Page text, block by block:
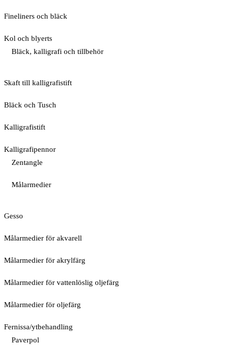
Fineliners och bläck
Kol och blyerts
Bläck, kalligrafi och tillbehör
Skaft till kalligrafistift
Bläck och Tusch
Kalligrafistift
Kalligrafipennor
Zentangle
Målarmedier
Gesso
Målarmedier för akvarell
Målarmedier för akrylfärg
Målarmedier för vattenlöslig oljefärg
Målarmedier för oljefärg
Fernissa/ytbehandling
Paverpol